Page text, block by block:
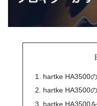
hartke HA3500
hartke HA3500
hartke HA3500